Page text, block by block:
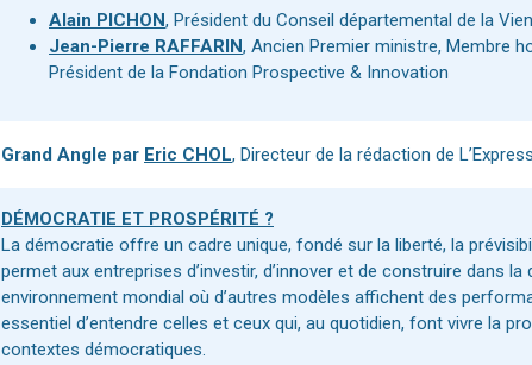
Alain PICHON, Président du Conseil départemental de la
Jean-Pierre RAFFARIN, Ancien Premier ministre, Membre
Président de la Fondation Prospective & Innovation
Grand Angle par Eric CHOL, Directeur de la rédaction de
DÉMOCRATIE ET PROSPÉRITÉ ?
La démocratie offre un cadre unique, fondé sur la liberté, la
permet aux entreprises d’investir, d’innover et de construire dans la
environnement mondial où d’autres modèles affichent des
essentiel d’entendre celles et ceux qui, au quotidien, font vivre la
contextes démocratiques.